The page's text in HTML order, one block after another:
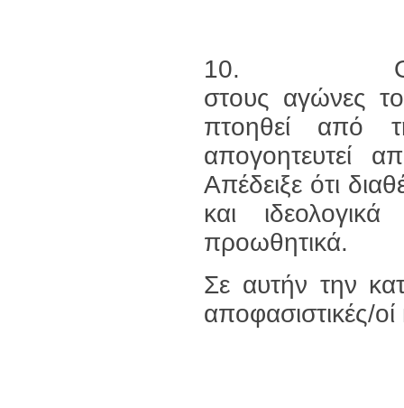
10. Ο
στους αγώνες
πτοηθεί από
απογοητευτεί
Απέδειξε ότι
και
προωθητικά.
Σε αυτήν την
αποφασιστικές/